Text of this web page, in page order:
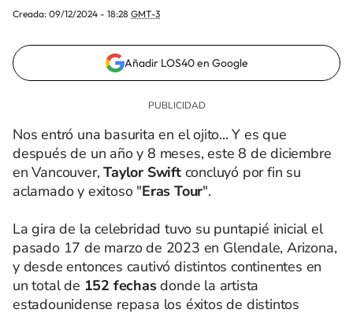
Creada: 09/12/2024 - 18:28 GMT-3
Añadir LOS40 en Google
Nos entró una basurita en el ojito... Y es que
después de un año y 8 meses, este 8 de diciembre
en Vancouver,Taylor Swift concluyó por fin su
aclamado y exitoso "Eras Tour".
La gira de la celebridad tuvo su puntapié inicial el
pasado 17 de marzo de 2023 en Glendale, Arizona,
y desde entonces cautivó distintos continentes en
un total de 152 fechasdonde la artista
estadounidense repasa los éxitos de distintos